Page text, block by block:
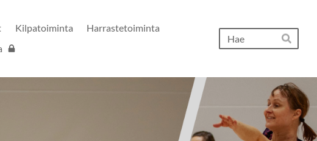
Kilpatoiminta
Harrastetoiminta
Hae